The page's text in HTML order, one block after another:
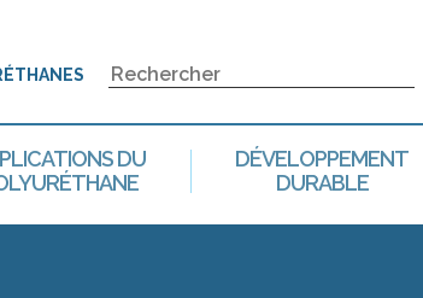
DU
DÉVELOPPEMENT
DURABLE